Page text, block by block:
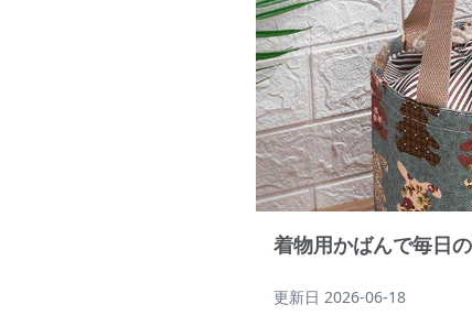
着物用かばんで毎日
更新日 2026-06-18